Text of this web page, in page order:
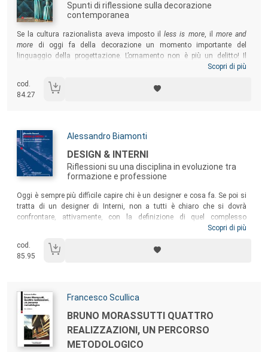
Spunti di riflessione sulla decorazione
contemporanea
Sommario:
Se la cultura razionalista aveva imposto illess is more, il more and
more di oggi fa della decorazione un momento importante del
linguaggio della progettazione. L’ornamento non è più un delitto! Il
volume intende permettere al lettore di sviluppare una propria
propone spunti di riflessione per progettisti, studenti e appassionati di
interior design che oggi si sentono più liberi nel pensare oggetti e
Scopri di più
cod.
84.27
Autori:
Alessandro Biamonti
Titolo:
DESIGN & INTERNI
Riflessioni su una disciplina in evoluzione tra
formazione e professione
Sommario:
Oggi è sempre più difficile capire chi è un designer e cosa fa. Se poi si
tratta di un designer di Interni, non a tutti è chiaro che si dovrà
confrontare, attivamente, con la definizione di quel complesso
ecosistema fatto di ambienti, oggetti e relazioni, nel quale viviamo
disciplina, portandola ad assumere un ruolo chiave, connettivo e
abilitante, nell’attuale scenario in continua evoluzione.
Scopri di più
cod.
85.95
Autori:
Francesco Scullica
Titolo:
BRUNO MORASSUTTI QUATTRO
REALIZZAZIONI, UN PERCORSO
METODOLOGICO